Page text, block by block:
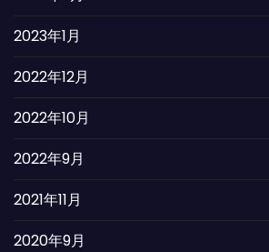
2023年1月
2022年12月
2022年10月
2022年9月
2021年11月
2020年9月